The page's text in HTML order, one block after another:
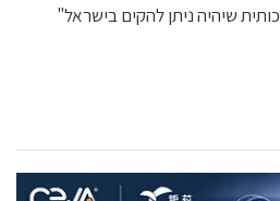
שיהיה ניתן להקים בישראל"